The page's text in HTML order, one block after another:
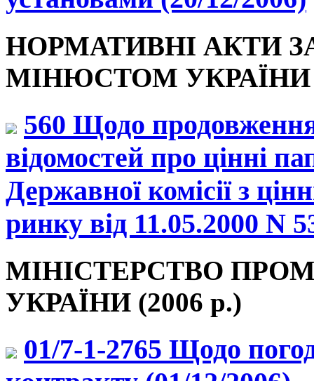
НОРМАТИВНІ АКТИ
МІНЮСТОМ УКРАЇНИ
560 Щодо
відомостей про цінні
Державної комісії з
ринку від 11.05.2000 N
МІНІСТЕРСТВО
УКРАЇНИ (2006 р.)
01/7-1-2765 Щодо